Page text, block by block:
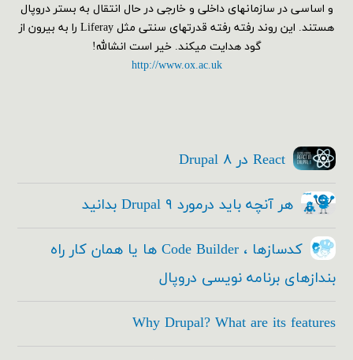
و اساسی در سازمانهای داخلی و خارجی در حال انتقال به بستر دروپال
هستند. این روند رفته رفته قدرتهای سنتی مثل Liferay را به بیرون از
گود هدایت میکند. خیر است انشالله!
http://www.ox.ac.uk
React در Drupal ۸
هر آنچه باید درمورد Drupal ۹ بدانید
کدسازها ، Code Builder ها یا همان کار راه
بندازهای برنامه نویسی دروپال
Why Drupal? What are its features